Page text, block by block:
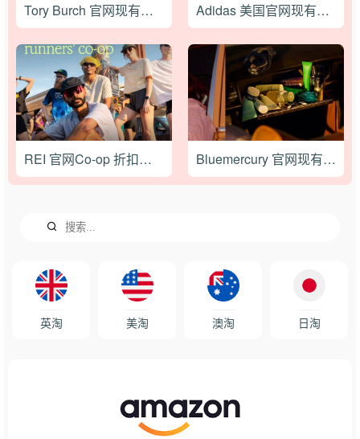
Tory Burch 官网现有夏日大促低至5折，ROMY 斜挎包£148 Adidas 美国官网现有潮流鞋服额外7折促销，新款三叶草单肩包$38
REI 官网Co-op 折扣区现低至2.8折，运动卫衣仅$41 Bluemercury 官网现有会员甄选护肤品8折，小光盾防晒$32
英淘 美淘 澳淘 日淘